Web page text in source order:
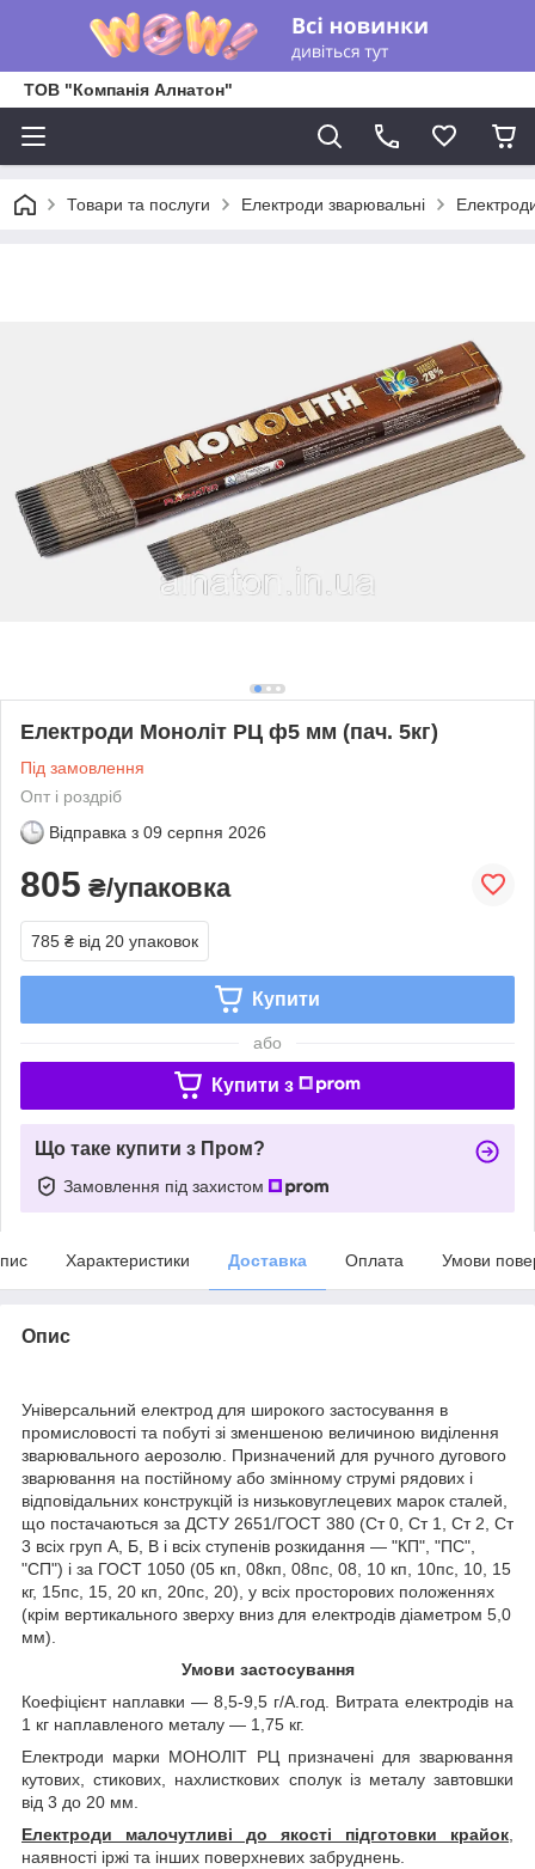
ТОВ "Компанія Алнатон"
Товари та послуги Електроди зварювальні
Електроди Моноліт РЦ ф5 мм (пач. 5кг)
Під замовлення
Опт і роздріб
Відправка з 09 серпня 2026
805 ₴/упаковка
785 ₴ від 20 упаковок
Купити
або
Купити з
Що таке купити з Пром?
Замовлення під захистом
Характеристики Доставка Оплата Умови
Опис
Універсальний електрод для широкого застосування в
промисловості та побуті зі зменшеною величиною виділення
зварювального аерозолю. Призначений для ручного дугового
зварювання на постійному або змінному струмі рядових і
відповідальних конструкцій із низьковуглецевих марок сталей,
що постачаються за ДСТУ 2651/ГОСТ 380 (Ст 0, Ст 1, Ст 2, Ст
3 всіх груп А, Б, В і всіх ступенів розкидання — "КП", "ПС",
"СП") і за ГОСТ 1050 (05 кп, 08кп, 08пс, 08, 10 кп, 10пс, 10, 15
кг, 15пс, 15, 20 кп, 20пс, 20), у всіх просторових положеннях
(крім вертикального зверху вниз для електродів діаметром 5,0
мм).
Умови застосування
Коефіцієнт наплавки — 8,5-9,5 г/А.год. Витрата електродів на
1 кг наплавленого металу — 1,75 кг.
Електроди марки МОНОЛІТ РЦ призначені для зварювання
кутових, стикових, нахлисткових сполук із металу завтовшки
від 3 до 20 мм.
Електроди малочутливі до якості підготовки крайок
наявності іржі та інших поверхневих забруднень.